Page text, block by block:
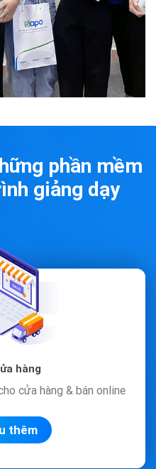
phần mềm
giảng dạy
hàng
cửa hàng & bán online
thêm